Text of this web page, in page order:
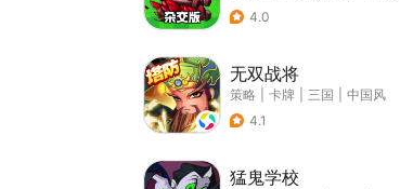
4.0
无双战将
策略 卡牌 三国
中国风
4.1
猛鬼学校